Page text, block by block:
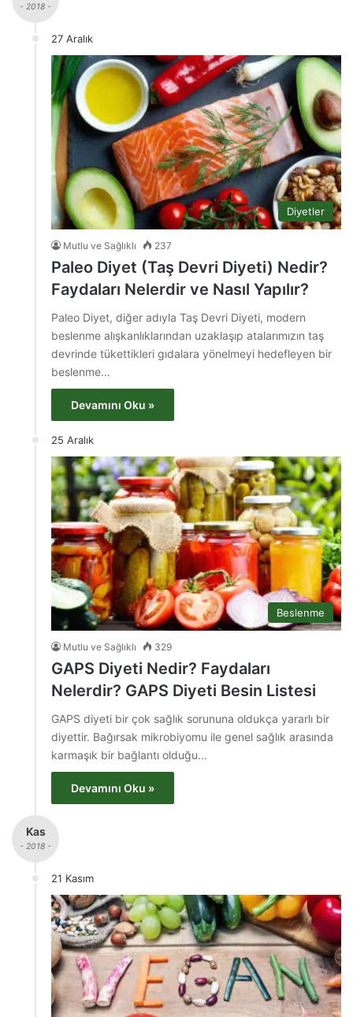
- 2018 -
27 Aralık
Diyetler
Mutlu ve Sağlıklı 237
Paleo Diyet (Taş Devri Diyeti) Nedir?
Faydaları Nelerdir ve Nasıl Yapılır?
Paleo Diyet, diğer adıyla Taş Devri Diyeti, modern
beslenme alışkanlıklarından uzaklaşıp atalarımızın taş
devrinde tükettikleri gıdalara yönelmeyi hedefleyen bir
beslenme…
Devamını Oku »
25 Aralık
Beslenme
Mutlu ve Sağlıklı 329
GAPS Diyeti Nedir? Faydaları
Nelerdir? GAPS Diyeti Besin Listesi
GAPS diyeti bir çok sağlık sorununa oldukça yararlı bir
diyettir. Bağırsak mikrobiyomu ile genel sağlık arasında
karmaşık bir bağlantı olduğu…
Devamını Oku »
Kas
- 2018 -
21 Kasım